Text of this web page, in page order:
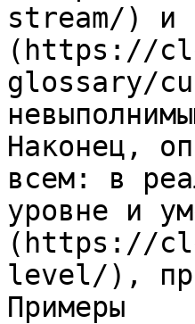
stream/) и
(https://
glossary/
Наконец,
всем: в
уровне и
(https://
level/),
Примеры